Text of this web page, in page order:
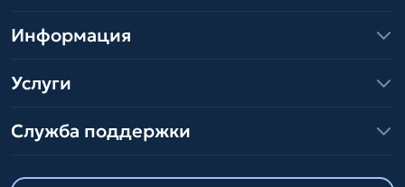
Информация
Услуги
Служба поддержки